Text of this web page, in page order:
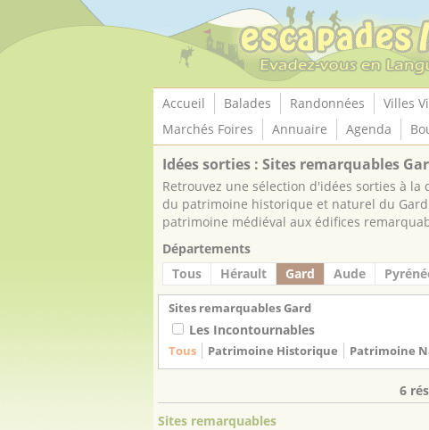
Accueil Balades Randonnées Villes
Marchés Foires
Annuaire Agenda
Idées sorties : Sites remarquables
Retrouvez une sélection d'idées sorties à
du patrimoine historique et naturel du
patrimoine médiéval aux édifices
Départements
Tous
Hérault Gard Aude
Sites remarquables Gard
Les Incontournables
Tous Patrimoine Historique Patrimoine
6
Sites remarquables
Panneau de gestion des cookies